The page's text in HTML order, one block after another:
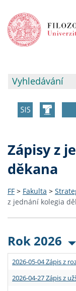
Zápisy z
děkana
FF > Fakulta >
z jednání kolegia
Rok 2026
2026-05-04 Zápis z
2026-04-27 Zápis z